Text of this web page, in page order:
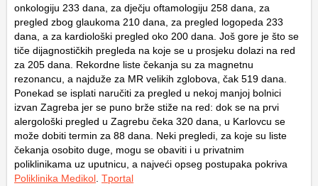
onkologiju 233 dana, za dječju oftamologiju 258 dana, za
pregled zbog glaukoma 210 dana, za pregled logopeda 233
dana, a za kardiološki pregled oko 200 dana. Još gore je što se
tiče dijagnostičkih pregleda na koje se u prosjeku dolazi na red
za 205 dana. Rekordne liste čekanja su za magnetnu
rezonancu, a najduže za MR velikih zglobova, čak 519 dana.
Ponekad se isplati naručiti za pregled u nekoj manjoj bolnici
izvan Zagreba jer se puno brže stiže na red: dok se na prvi
alergološki pregled u Zagrebu čeka 320 dana, u Karlovcu se
može dobiti termin za 88 dana. Neki pregledi, za koje su liste
čekanja osobito duge, mogu se obaviti i u privatnim
poliklinikama uz uputnicu, a najveći opseg postupaka pokriva
Poliklinika Medikol Tportal